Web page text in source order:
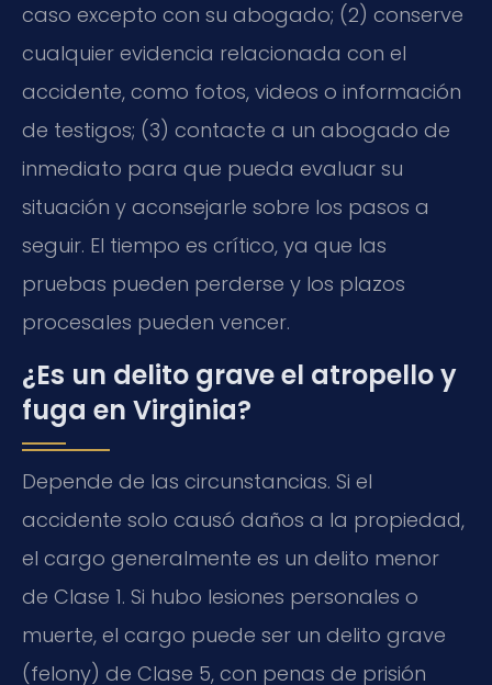
caso excepto con su abogado; (2) conserve
cualquier evidencia relacionada con el
accidente, como fotos, videos o información
de testigos; (3) contacte a un abogado de
inmediato para que pueda evaluar su
situación y aconsejarle sobre los pasos a
seguir. El tiempo es crítico, ya que las
pruebas pueden perderse y los plazos
procesales pueden vencer.
¿Es un delito grave el atropello y
fuga en Virginia?
Depende de las circunstancias. Si el
accidente solo causó daños a la propiedad,
el cargo generalmente es un delito menor
de Clase 1. Si hubo lesiones personales o
muerte, el cargo puede ser un delito grave
(felony) de Clase 5, con penas de prisión